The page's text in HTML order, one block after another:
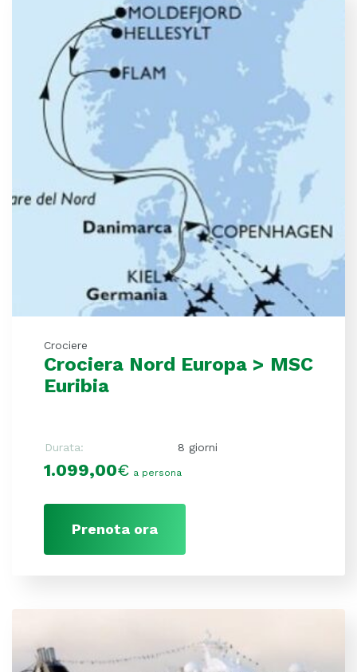
Crociere
Crociera Nord Europa > MSC
Euribia
Durata: 8 giorni
1.099,00€ a persona
Prenota ora